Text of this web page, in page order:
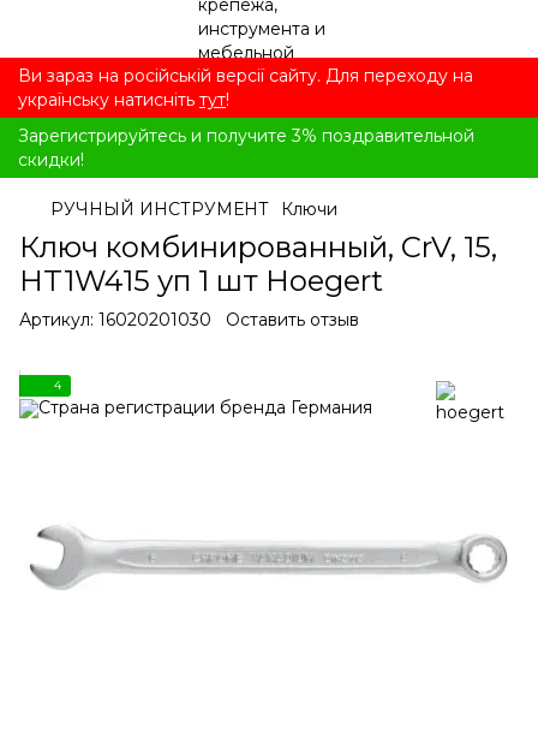
Ви зараз на російській версії сайту. Для переходу на
українську натисніть тут!
Зарегистрируйтесь и получите 3% поздравительной
скидки!
РУЧНЫЙ ИНСТРУМЕНТ Ключи
Ключ комбинированный, CrV, 15,
HT1W415 уп 1 шт Hoegert
Артикул: 16020201030 Оставить отзыв
4